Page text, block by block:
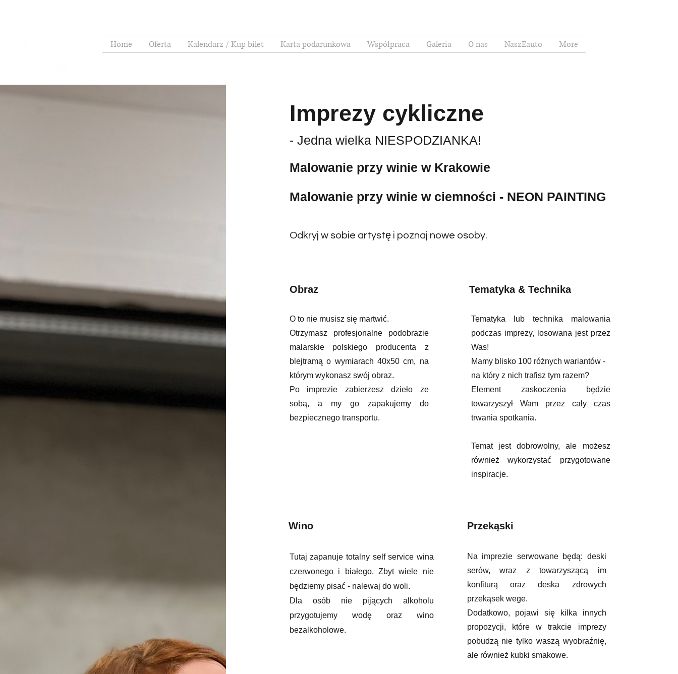
Home Oferta Kalendarz / Kup bilet Karta podarunkowa Współpraca Galeria O nas NaszEauto More
Imprezy cykliczne
- Jedna wielka NIESPODZIANKA!
Malowanie przy winie w Krakowie
Odkryj w sobie artystę i poznaj nowe osoby.
Malowanie przy winie w ciemności - NEON PAINTING
Obraz
O to nie musisz się martwić.
Otrzymasz profesjonalne podobrazie
malarskie polskiego producenta z
blejtramą o wymiarach 40x50 cm, na
którym wykonasz swój obraz.
Po imprezie zabierzesz dzieło ze
sobą, a my go zapakujemy do
bezpiecznego transportu.
Tematyka & Technika
Tematyka lub technika malowania
podczas imprezy, losowana jest przez
Was!
Mamy blisko 100 różnych wariantów -
na który z nich trafisz tym razem?
Element zaskoczenia będzie
towarzyszył Wam przez cały czas
trwania spotkania.
Temat jest dobrowolny, ale możesz
również wykorzystać przygotowane
inspiracje.
Wino
Tutaj zapanuje totalny self service wina
czerwonego i białego. Zbyt wiele nie
będziemy pisać - nalewaj do woli.
Dla osób nie pijących alkoholu
przygotujemy wodę oraz wino
bezalkoholowe.
Przekąski
Na imprezie serwowane będą: deski
serów, wraz z towarzyszącą im
konfiturą oraz deska zdrowych
przekąsek wege.
Dodatkowo, pojawi się kilka innych
propozycji, które w trakcie imprezy
pobudzą nie tylko waszą wyobraźnię,
ale również kubki smakowe.